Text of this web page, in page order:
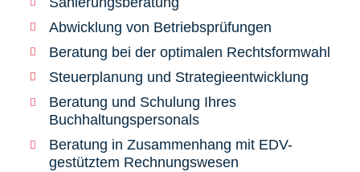
Abwicklung von Betriebsprüfungen
Beratung bei der optimalen Rechtsformwahl
Steuerplanung und Strategieentwicklung
Beratung und Schulung Ihres
Buchhaltungspersonals
Beratung in Zusammenhang mit EDV-
gestütztem Rechnungswesen